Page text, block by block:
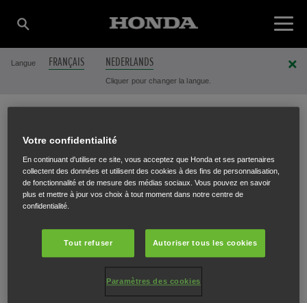
Langue FRANÇAIS NEDERLANDS
Cliquer pour changer la langue.
TUINCENTER
BRUYNINCKX GINO
Sint-Jansstraat 73,Sint-Laureins 9982
Votre confidentialité
En continuant d'utiliser ce site, vous acceptez que Honda et ses partenaires
collectent des données et utilisent des cookies à des fins de personnalisation,
de fonctionnalité et de mesure des médias sociaux. Vous pouvez en savoir
plus et mettre à jour vos choix à tout moment dans notre centre de
confidentialité.
Tout refuser Autoriser tous les cookies
Paramètres des cookies